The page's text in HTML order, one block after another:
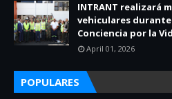
INTRANT realizará
vehiculares
Conciencia por la
April 01, 2026
POPULARES